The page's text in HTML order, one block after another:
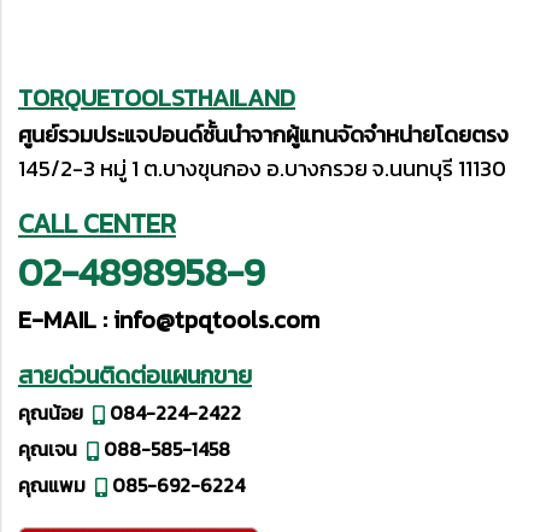
TORQUETOOLSTHAILAND
ศูนย์รวมประแจปอนด์ชั้นนำจากผู้แทนจัดจำหน่ายโดยตรง
145/2-3 หมู่ 1 ต.บางขุนกอง อ.บางกรวย จ.นนทบุรี 11130
CALL CENTER
02-4898958-9
E-MAIL :info@tpqtools.com
สายด่วนติดต่อแผนกขาย
คุณน้อย
084-224-2422
คุณเจน
088-585-1458
คุณแพม
085-692-6224